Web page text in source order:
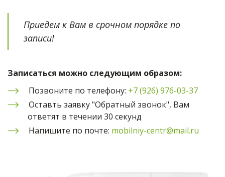
Приедем к Вам в срочном порядке по
записи!
Записаться можно следующим образом:
Позвоните по телефону: +7 (926) 976-03-37
Оставть заявку "Обратный звонок", Вам
ответят в течении 30 секунд
Напишите по почте: mobilniy-centr@mail.ru